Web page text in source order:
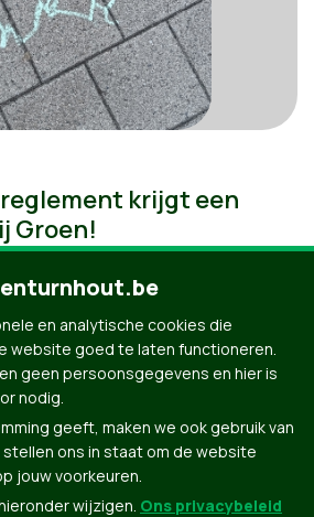
krijgt een
Groen!
en analytische cookies die
website goed te laten functioneren.
geen persoonsgegevens en hier is
nodig.
geeft, maken we ook gebruik van
ons in staat om de website
jouw voorkeuren.
wijzigen. Ons privacybeleid